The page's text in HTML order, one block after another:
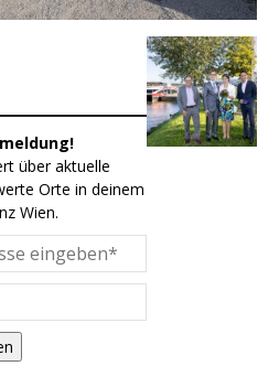
über aktuelle
Orte in deinem
Wien.